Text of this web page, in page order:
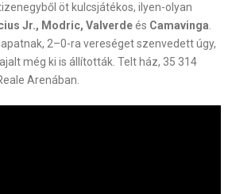
öt kulcsjátékos, ilyen-olyan
Jr., Modric, Valverdeés Camavinga
2–0-ra vereséget szenvedett úgy,
még ki is állították. Telt ház, 35 314
Arenában.